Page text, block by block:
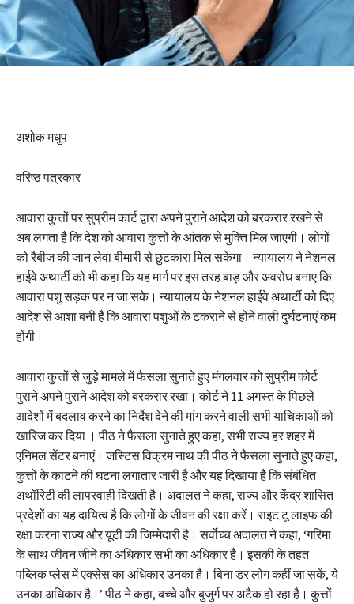
अशोक मधुप
वरिष्ठ पत्रकार
आवारा कुत्तों पर सुप्रीम कार्ट द्वारा अपने पुराने आदेश को बरकरार रखने से
अब लगता है कि देश को आवारा कुत्तों के आंतक से मुक्ति मिल जाएगी। लोगों
को रैबीज की जान लेवा बीमारी से छुटकारा मिल सकेगा। न्यायालय ने नेशनल
हाईवे अथार्टी को भी कहा कि यह मार्ग पर इस तरह बाड़ और अवरोध बनाए कि
आवारा पशु सड़क पर न जा सके। न्यायालय के नेशनल हाईवे अथार्टी को दिए
आदेश से आशा बनी है कि आवारा पशुओं के टकराने से होने वाली दुर्घटनाएं कम
होंगी।
आवारा कुत्तों से जुड़े मामले में फैसला सुनाते हुए मंगलवार को सुप्रीम कोर्ट
पुराने अपने पुराने आदेश को बरकरार रखा। कोर्ट ने 11 अगस्त के पिछले
आदेशों में बदलाव करने का निर्देश देने की मांग करने वाली सभी याचिकाओं को
खारिज कर दिया । पीठ ने फैसला सुनाते हुए कहा, सभी राज्य हर शहर में
एनिमल सेंटर बनाएं। जस्टिस विक्रम नाथ की पीठ ने फैसला सुनाते हुए कहा,
कुत्तों के काटने की घटना लगातार जारी है और यह दिखाया है कि संबंधित
अथॉरिटी की लापरवाही दिखती है। अदालत ने कहा, राज्य और केंद्र शासित
प्रदेशों का यह दायित्व है कि लोगों के जीवन की रक्षा करें। राइट टू लाइफ की
रक्षा करना राज्य और यूटी की जिम्मेदारी है। सर्वोच्च अदालत ने कहा, ‘गरिमा
के साथ जीवन जीने का अधिकार सभी का अधिकार है। इसकी के तहत
पब्लिक प्लेस में एक्सेस का अधिकार उनका है। बिना डर लोग कहीं जा सकें, ये
उनका अधिकार है।’ पीठ ने कहा, बच्चे और बुजुर्ग पर अटैक हो रहा है। कुत्तों